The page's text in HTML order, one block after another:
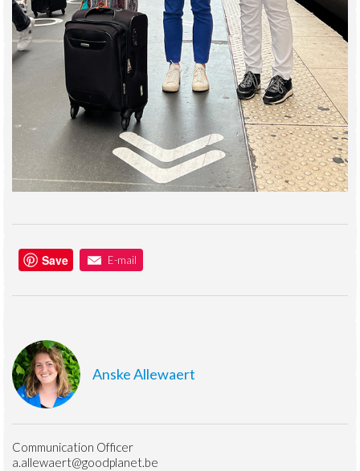
Anske Allewaert
Communication Officer
a.allewaert@goodplanet.be
Save E-mail